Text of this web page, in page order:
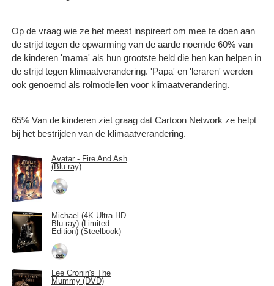
Op de vraag wie ze het meest inspireert om mee te doen aan
de strijd tegen de opwarming van de aarde noemde 60% van
de kinderen 'mama' als hun grootste held die hen kan helpen in
de strijd tegen klimaatverandering. 'Papa' en 'leraren' werden
ook genoemd als rolmodellen voor klimaatverandering.
65% Van de kinderen ziet graag dat Cartoon Network ze helpt
bij het bestrijden van de klimaatverandering.
Avatar - Fire And Ash
(Blu-ray)
Michael (4K Ultra HD
Blu-ray) (Limited
Edition) (Steelbook)
Lee Cronin's The
Mummy (DVD)